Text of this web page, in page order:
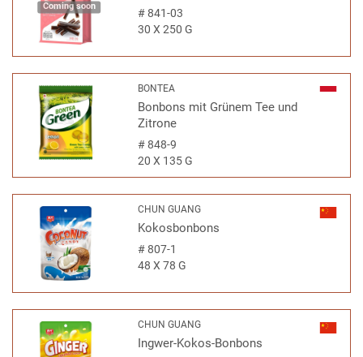
Coming soon
#841-03
30 X 250 G
BONTEA
Bonbons mit Grünem Tee und
Zitrone
#848-9
20 X 135 G
CHUN GUANG
Kokosbonbons
#807-1
48 X 78 G
CHUN GUANG
Ingwer-Kokos-Bonbons